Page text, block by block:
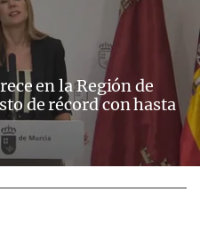
en la Región de
de récord con hasta